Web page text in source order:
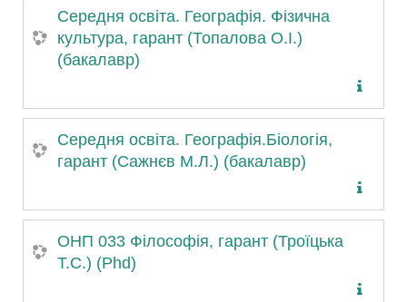
Середня освіта. Географія. Фізична
культура, гарант (Топалова О.І.)
(бакалавр)
Середня освіта. Географія.Біологія,
гарант (Сажнєв М.Л.) (бакалавр)
ОНП 033 Філософія, гарант (Троїцька
Т.С.) (Phd)